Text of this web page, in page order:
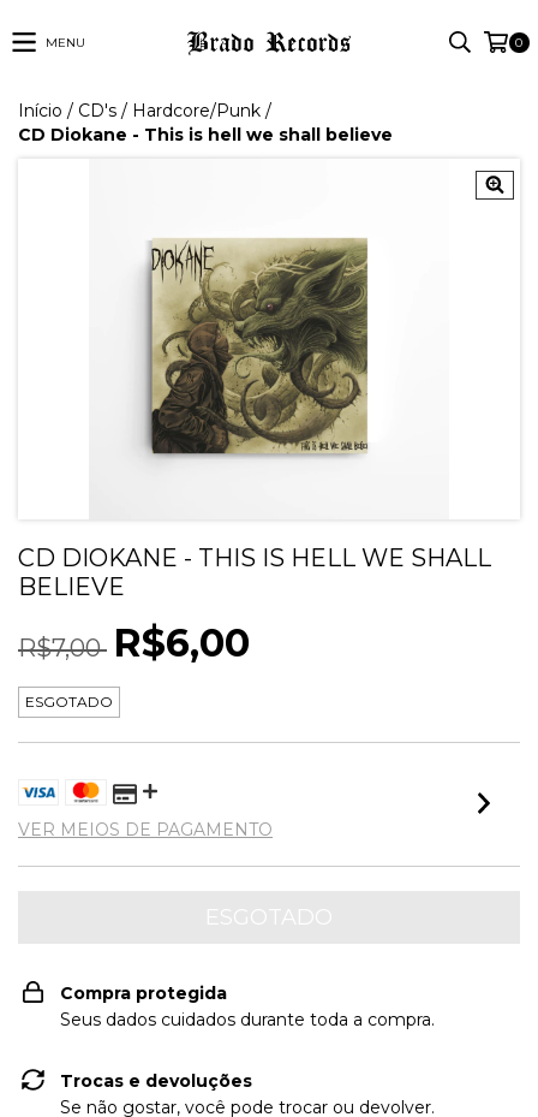
MENU 0
Início / CD's / Hardcore/Punk /
CD Diokane - This is hell we shall believe
CD DIOKANE - THIS IS HELL WE SHALL
BELIEVE
R$7,00 R$6,00
ESGOTADO
VER MEIOS DE PAGAMENTO
Compra protegida
Seus dados cuidados durante toda a compra.
Trocas e devoluções
Se não gostar, você pode trocar ou devolver.